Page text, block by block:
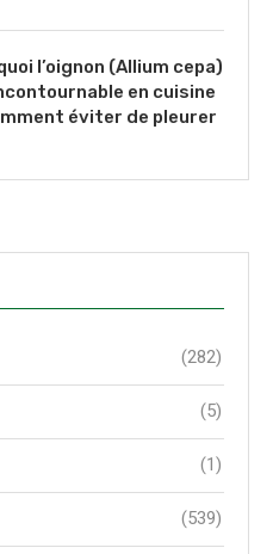
l’oignon (Allium cepa)
en cuisine
éviter de pleurer
(282)
(5)
(1)
(539)